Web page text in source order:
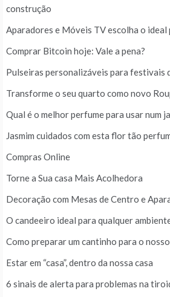
construção
Aparadores e Móveis TV escolha o ideal
Comprar Bitcoin hoje: Vale a pena?
Pulseiras personalizáveis para festivais
Transforme o seu quarto como novo
Qual é o melhor perfume para usar num
Jasmim cuidados com esta flor tão
Compras Online
Torne a Sua casa Mais Acolhedora
Decoração com Mesas de Centro e
O candeeiro ideal para qualquer
Como preparar um cantinho para o
Estar em “casa”, dentro da nossa casa
6 sinais de alerta para problemas na